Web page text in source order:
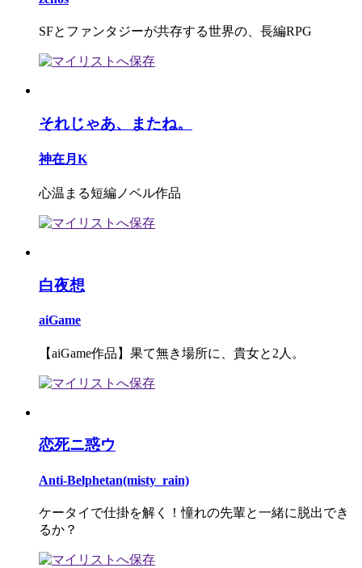
SFとファンタジーが共存する世界の、長編RPG
それじゃあ、またね。
神在月K
心温まる短編ノベル作品
白夜想
aiGame
【aiGame作品】果て無き場所に、貴女と2人。
恋死ニ惑ウ
Anti-Belphetan(misty_rain)
ケータイで仕掛を解く！憧れの先輩と一緒に脱出でき
るか？